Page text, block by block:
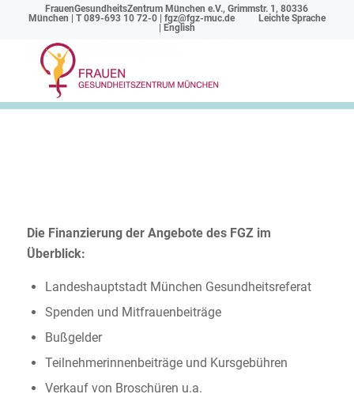
FrauenGesundheitsZentrum München e.V., Grimmstr. 1, 80336
München | T 089-693 10 72-0 | fgz@fgz-muc.de
Leichte Sprache
English
Die Finanzierung der Angebote des FGZ im
Überblick:
Landeshauptstadt München Gesundheitsreferat
Spenden und Mitfrauenbeiträge
Bußgelder
Teilnehmerinnenbeiträge und Kursgebühren
Verkauf von Broschüren u.a.